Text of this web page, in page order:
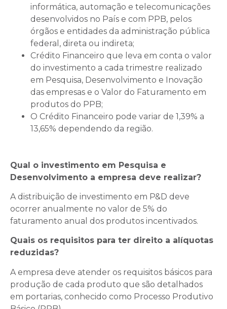
informática, automação e telecomunicações
desenvolvidos no País e com PPB, pelos
órgãos e entidades da administração pública
federal, direta ou indireta;
Crédito Financeiro que leva em conta o valor
do investimento a cada trimestre realizado
em Pesquisa, Desenvolvimento e Inovação
das empresas e o Valor do Faturamento em
produtos do PPB;
O Crédito Financeiro pode variar de 1,39% a
13,65% dependendo da região.
Qual o investimento em Pesquisa e
Desenvolvimento a empresa deve realizar?
A distribuição de investimento em P&D deve
ocorrer anualmente no valor de 5% do
faturamento anual dos produtos incentivados.
Quais os requisitos para ter direito a alíquotas
reduzidas?
A empresa deve atender os requisitos básicos para
produção de cada produto que são detalhados
em portarias, conhecido como Processo Produtivo